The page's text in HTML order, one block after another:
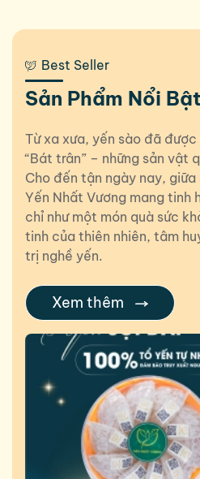
Best Seller
Sản Phẩm Nổi Bật
Từ xa xưa, yến sào đã
“Bát trân” – những sản vật
Cho đến tận ngày nay, giữa
Yến Nhất Vương mang tinh
chỉ như một món quà sức
tinh của thiên nhiên, tâm
trị nghề yến.
Xem thêm